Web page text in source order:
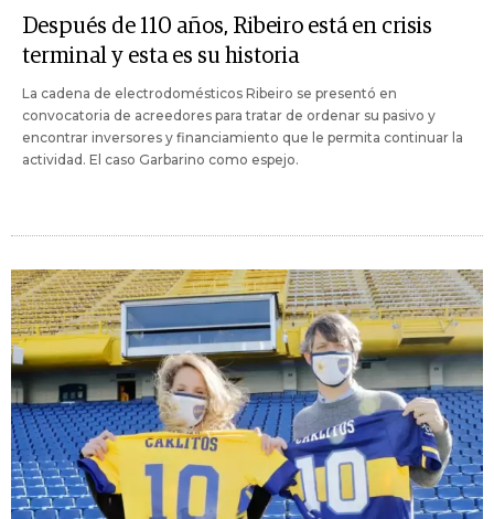
Después de 110 años, Ribeiro está en crisis
terminal y esta es su historia
La cadena de electrodomésticos Ribeiro se presentó en
convocatoria de acreedores para tratar de ordenar su pasivo y
encontrar inversores y financiamiento que le permita continuar la
actividad. El caso Garbarino como espejo.